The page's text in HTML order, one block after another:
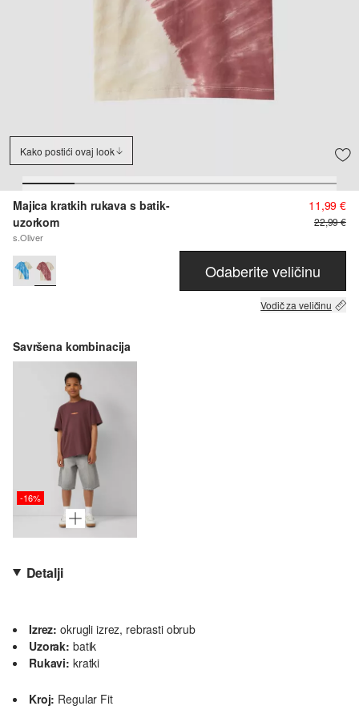
Kako postići ovaj look
Majica kratkih rukava s batik-
uzorkom
s.Oliver
11,99 €
22,99 €
Odaberite veličinu
Vodič za veličinu
Savršena kombinacija
-16%
Detalji
Izrez: okrugli izrez, rebrasti obrub
Uzorak: batik
Rukavi: kratki
Kroj: Regular Fit